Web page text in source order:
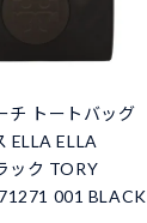
チ トートバッグ
ELLA ELLA
ック TORY
001 BLACK